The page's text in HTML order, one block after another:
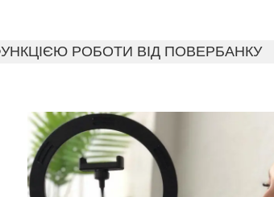
РОБОТИ ВІД ПОВЕРБАНКУ